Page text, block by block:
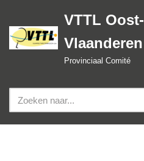
Spring
naar
VTTL Oost-
Vlaanderen
Provinciaal Comité